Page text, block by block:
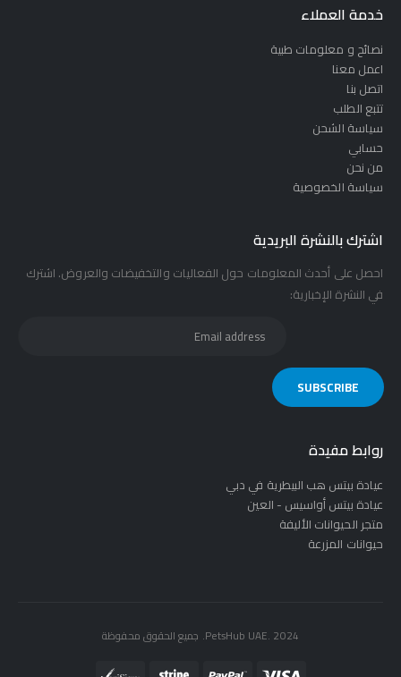
خدمة العملاء
نصائح و معلومات طبية
اعمل معنا
اتصل بنا
تتبع الطلب
سياسة الشحن
حسابي
من نحن
سياسة الخصوصية
اشترك بالنشرة البريدية
احصل على أحدث المعلومات حول الفعاليات والتخفيضات والعروض. اشترك
في النشرة الإخبارية:
روابط مفيدة
عيادة بيتس هب البيطرية في دبي
عيادة بيتس أواسيس - العين
متجر الحيوانات الأليفة
حيوانات المزرعة
PetsHub UAE. 2024. جميع الحقوق محفوظة